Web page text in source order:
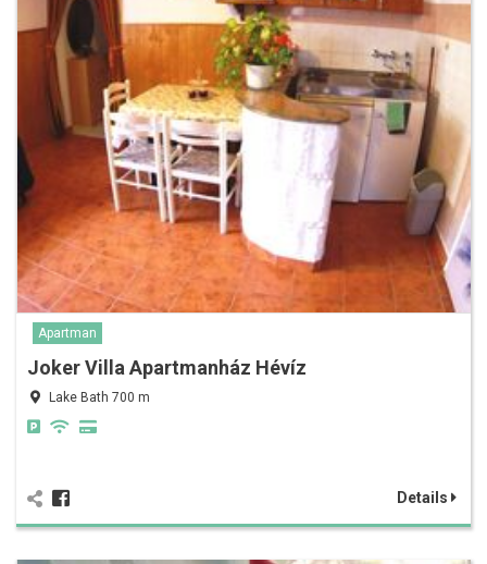
Apartman
Joker Villa Apartmanház Hévíz
Lake Bath 700 m
Details